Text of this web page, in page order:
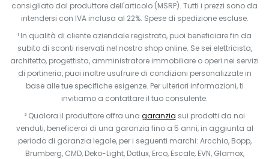
consigliato dal produttore dell'articolo (MSRP). Tutti i prezzi sono da
intendersi con IVA inclusa al 22%. Spese di spedizione escluse.
¹ In qualità di cliente aziendale registrato, puoi beneficiare fin da
subito di sconti riservati nel nostro shop online. Se sei elettricista,
architetto, progettista, amministratore immobiliare o operi nei servizi
di portineria, puoi inoltre usufruire di condizioni personalizzate in
base alle tue specifiche esigenze. Per ulteriori informazioni, ti
invitiamo a contattare il tuo consulente.
² Qualora il produttore offra una garanzia sui prodotti da noi
venduti, beneficerai di una garanzia fino a 5 anni, in aggiunta al
periodo di garanzia legale, per i seguenti marchi: Arcchio, Bopp,
Brumberg, CMD, Deko-Light, Dotlux, Erco, Escale, EVN, Glamox,